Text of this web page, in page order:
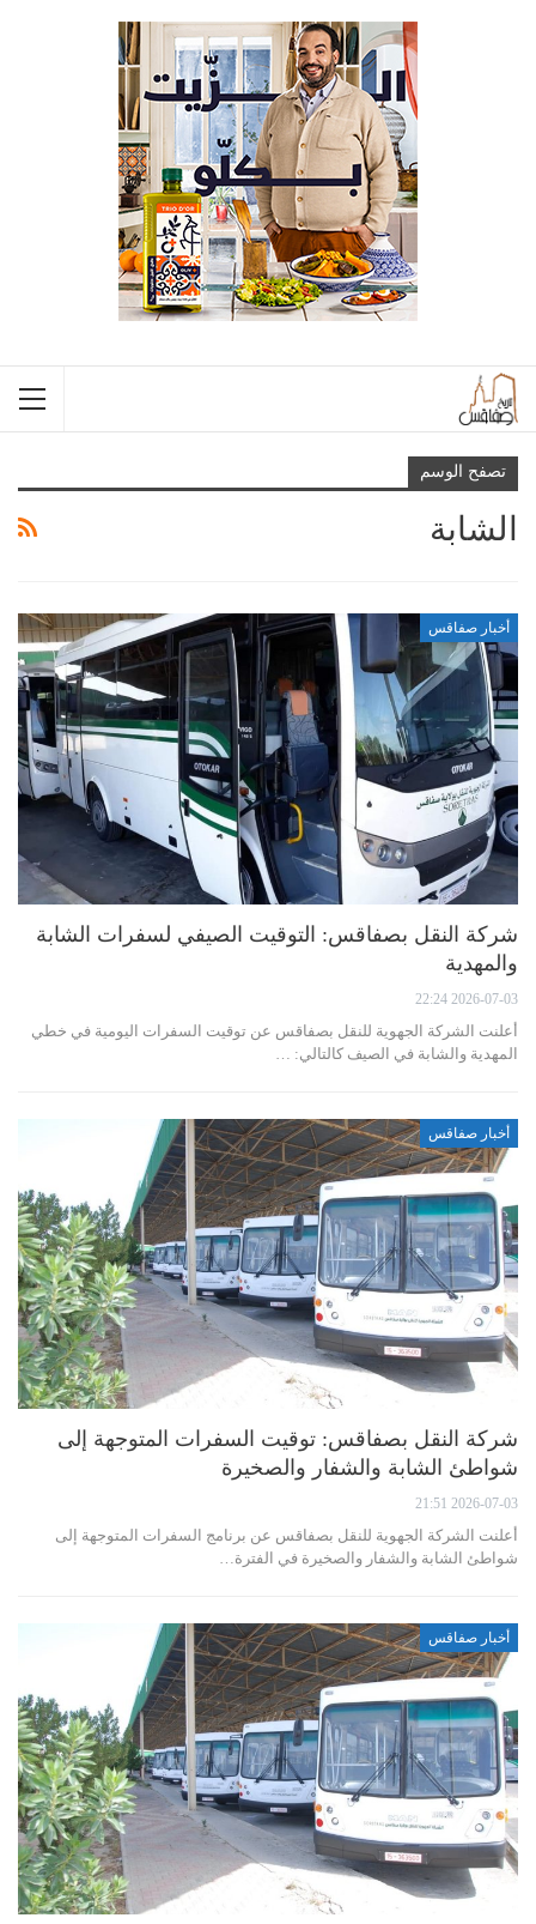
تصفح الوسم
الشابة
أخبار صفاقس
شركة النقل بصفاقس: التوقيت الصيفي لسفرات الشابة
والمهدية
2026-07-03 22:24
أعلنت الشركة الجهوية للنقل بصفاقس عن توقيت السفرات اليومية في خطي
المهدية والشابة في الصيف كالتالي: …
أخبار صفاقس
شركة النقل بصفاقس: توقيت السفرات المتوجهة إلى
شواطئ الشابة والشفار والصخيرة
2026-07-03 21:51
أعلنت الشركة الجهوية للنقل بصفاقس عن برنامج السفرات المتوجهة إلى
شواطئ الشابة والشفار والصخيرة في الفترة…
أخبار صفاقس